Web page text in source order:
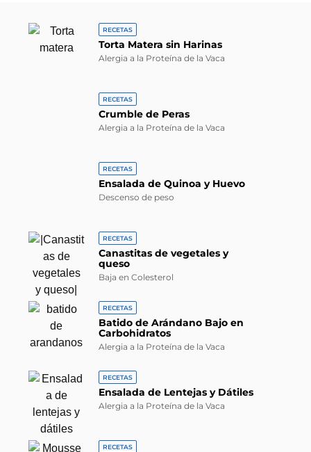
RECETAS
Torta Matera sin Harinas
Alergia a la Proteína de la Vaca
RECETAS
Crumble de Peras
Alergia a la Proteína de la Vaca
RECETAS
Ensalada de Quinoa y Huevo
Descenso de peso
RECETAS
Canastitas de vegetales y
queso
Baja en Colesterol
RECETAS
Batido de Arándano Bajo en
Carbohidratos
Alergia a la Proteína de la Vaca
RECETAS
Ensalada de Lentejas y Dátiles
Alergia a la Proteína de la Vaca
RECETAS